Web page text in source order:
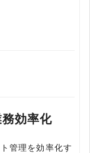
効率化
管理を効率化す